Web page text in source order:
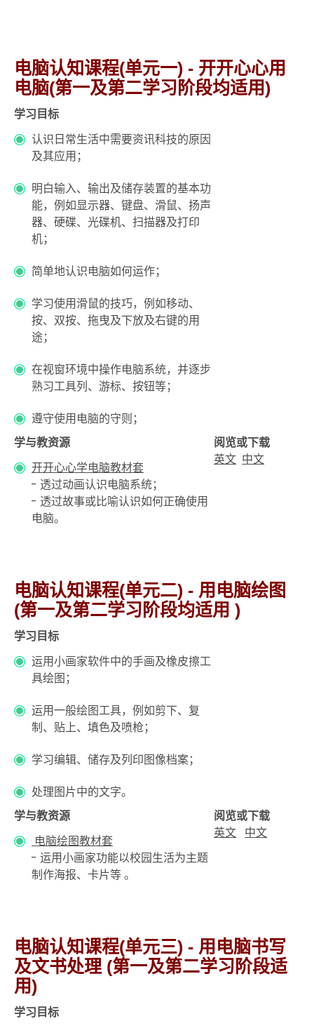
电脑认知课程(单元一) - 开开心心用
电脑(第一及第二学习阶段均适用)
学习目标
认识日常生活中需要资讯科技的原因
及其应用；
明白输入、输出及储存装置的基本功
能，例如显示器、键盘、滑鼠、扬声
器、硬碟、光碟机、扫描器及打印
机；
简单地认识电脑如何运作；
学习使用滑鼠的技巧，例如移动、
按、双按、拖曳及下放及右键的用
途；
在视窗环境中操作电脑系统，并逐步
熟习工具列、游标、按钮等；
遵守使用电脑的守则；
学与教资源
阅览或下载
开开心心学电脑教材套
- 透过动画认识电脑系统；
- 透过故事或比喻认识如何正确使用
电脑。
英文 中文
电脑认知课程(单元二) - 用电脑绘图
(第一及第二学习阶段均适用 )
学习目标
运用小画家软件中的手画及橡皮擦工
具绘图；
运用一般绘图工具，例如剪下、复
制、贴上、填色及喷枪；
学习编辑、储存及列印图像档案；
处理图片中的文字。
学与教资源
阅览或下载
电脑绘图教材套
- 运用小画家功能以校园生活为主题
制作海报、卡片等 。
英文 中文
电脑认知课程(单元三) - 用电脑书写
及文书处理 (第一及第二学习阶段适
用)
学习目标